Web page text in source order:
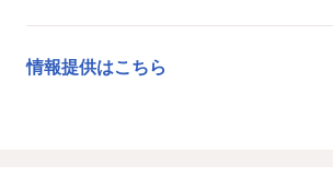
情報提供はこちら